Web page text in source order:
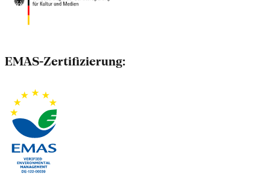
EMAS-Zertifizierung: